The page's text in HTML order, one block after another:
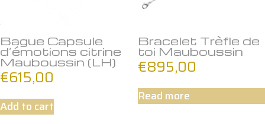
Bague Capsule
d’émotions citrine
Mauboussin (LH)
€615,00
Add to cart
Bracelet Trèfle de
toi Mauboussin
€895,00
Read more